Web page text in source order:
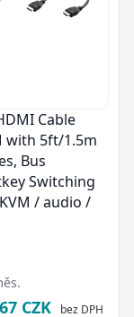
Cable
with 5ft/1.5m
Bus
Switching
/ audio /
CZK bez DPH